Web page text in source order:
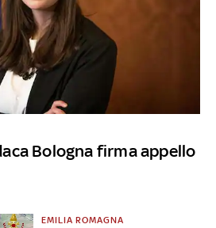
Bologna firma appello
EMILIA ROMAGNA